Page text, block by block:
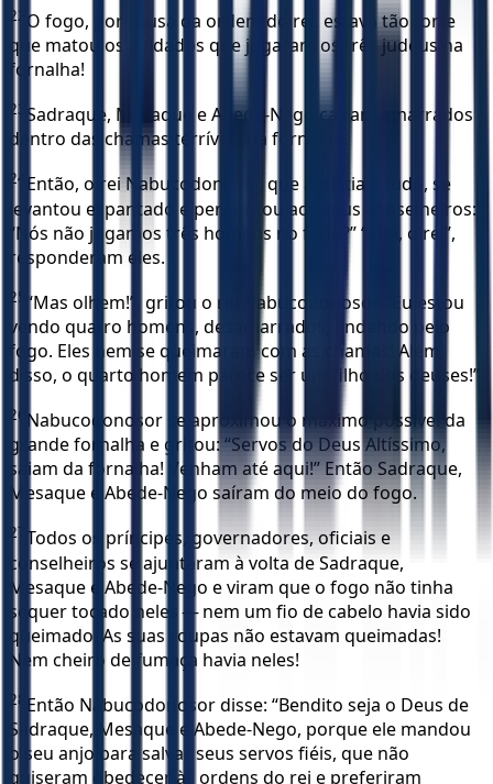
22 O fogo, por causa da ordem do rei, estava tão forte
que matou os soldados que jogaram os três judeus na
fornalha!
23 Sadraque, Mesaque e Abede-Nego caíram amarrados
dentro das chamas terríveis da fornalha.
24 Então, o rei Nabucodonosor, que assistia a tudo, se
levantou espantado e perguntou aos seus conselheiros:
“Nós não jogamos três homens no fogo?” “Sim, ó rei”,
responderam eles.
25 “Mas olhem!”, gritou o rei Nabucodonosor. “Eu estou
vendo quatro homens, desamarrados, andando pelo
fogo. Eles nem se queimaram com as chamas! Além
disso, o quarto homem parece ser um filho dos deuses!”
26 Nabucodonosor se aproximou o máximo possível da
grande fornalha e gritou: “Servos do Deus Altíssimo,
saiam da fornalha! Venham até aqui!” Então Sadraque,
Mesaque e Abede-Nego saíram do meio do fogo.
27 Todos os príncipes, governadores, oficiais e
conselheiros se ajuntaram à volta de Sadraque,
Mesaque e Abede-Nego e viram que o fogo não tinha
sequer tocado neles — nem um fio de cabelo havia sido
queimado! As suas roupas não estavam queimadas!
Nem cheiro de fumaça havia neles!
28 Então Nabucodonosor disse: “Bendito seja o Deus de
Sadraque, Mesaque e Abede-Nego, porque ele mandou
o seu anjo para salvar seus servos fiéis, que não
quiseram obedecer às ordens do rei e preferiram